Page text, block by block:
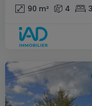
90 m² 4 3